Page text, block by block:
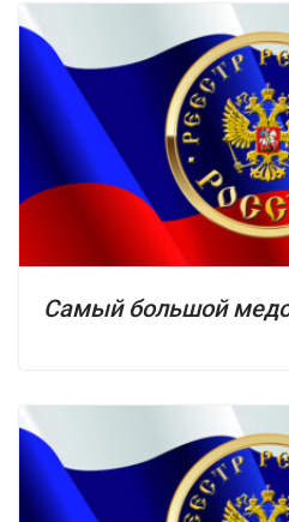
Самый большой